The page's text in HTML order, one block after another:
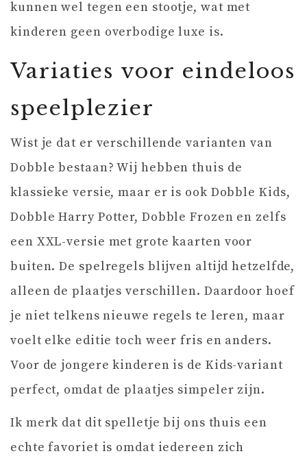
kunnen wel tegen een stootje, wat met
kinderen geen overbodige luxe is.
Variaties voor eindeloos
speelplezier
Wist je dat er verschillende varianten van
Dobble bestaan? Wij hebben thuis de
klassieke versie, maar er is ook Dobble Kids,
Dobble Harry Potter, Dobble Frozen en zelfs
een XXL-versie met grote kaarten voor
buiten. De spelregels blijven altijd hetzelfde,
alleen de plaatjes verschillen. Daardoor hoef
je niet telkens nieuwe regels te leren, maar
voelt elke editie toch weer fris en anders.
Voor de jongere kinderen is de Kids-variant
perfect, omdat de plaatjes simpeler zijn.
Ik merk dat dit spelletje bij ons thuis een
echte favoriet is omdat iedereen zich